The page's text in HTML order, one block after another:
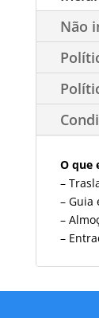
Não
O que
–
– Guia
–
–